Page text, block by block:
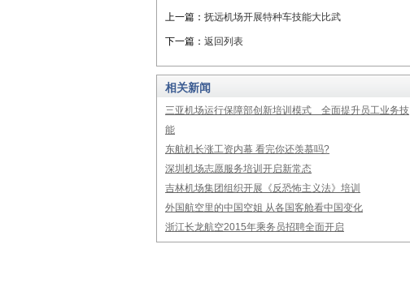
上一篇： 抚远机场开展特种车技能大比武
下一篇： 返回列表
相关新闻
三亚机场运行保障部创新培训模式 全面提升员工业务技
能
东航机长涨工资内幕 看完你还羡慕吗?
深圳机场志愿服务培训开启新常态
吉林机场集团组织开展《反恐怖主义法》培训
外国航空里的中国空姐 从各国客舱看中国变化
浙江长龙航空2015年乘务员招聘全面开启